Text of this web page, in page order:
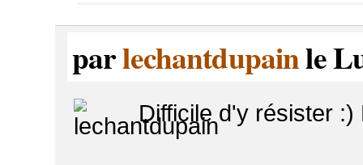
parlechantdupainle
Difficile d'y résister